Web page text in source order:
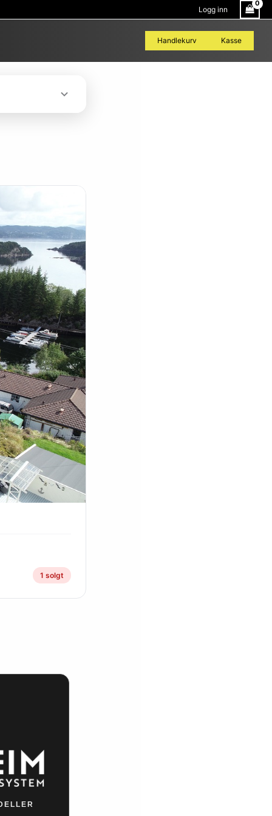
Logg inn
Handlekurv
Kasse
1 solgt